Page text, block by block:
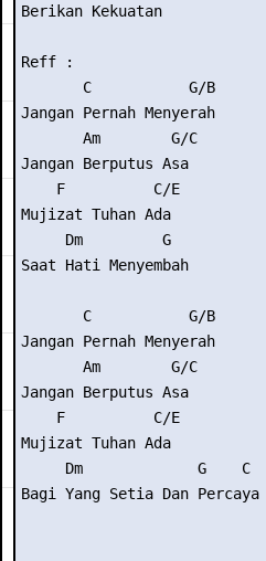
Berikan Kekuatan
Reff :
       C           G/B
Jangan Pernah Menyerah
       Am        G/C
Jangan Berputus Asa
    F          C/E
Mujizat Tuhan Ada
     Dm         G
Saat Hati Menyembah
       C           G/B
Jangan Pernah Menyerah
       Am        G/C
Jangan Berputus Asa
    F          C/E
Mujizat Tuhan Ada
     Dm             G    C
Bagi Yang Setia Dan Percaya